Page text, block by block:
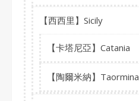
【西西里】Sicily
【卡塔尼亞】Catania
【陶爾米納】Taormina